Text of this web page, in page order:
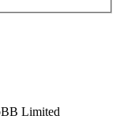
Limited